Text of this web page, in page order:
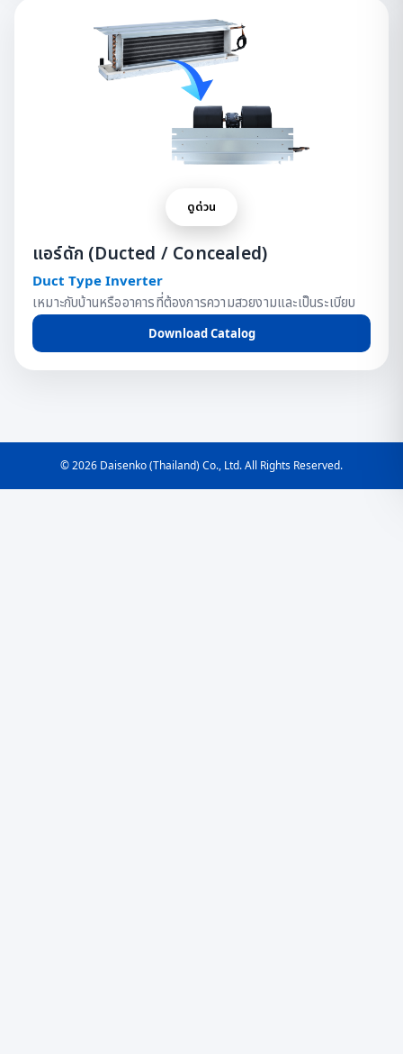
ดูด่วน
แอร์ดัก (Ducted / Concealed)
Duct Type Inverter
เหมาะกับบ้านหรืออาคารที่ต้องการความสวยงามและเป็นระเบียบ
Download Catalog
© 2026 Daisenko (Thailand) Co., Ltd. All Rights Reserved.